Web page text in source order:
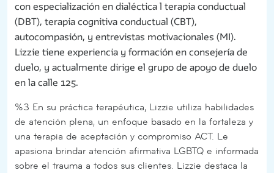
con especialización en dialéctica l terapia conductual
(DBT), terapia cognitiva conductual (CBT),
autocompasión, y entrevistas motivacionales (MI).
Lizzie tiene experiencia y formación en consejería de
duelo, y actualmente dirige el grupo de apoyo de duelo
en la calle 125.
%3 En su práctica terapéutica, Lizzie utiliza habilidades
de atención plena, un enfoque basado en la fortaleza y
una terapia de aceptación y compromiso ACT. Le
apasiona brindar atención afirmativa LGBTQ e informada
sobre el trauma a todos sus clientes. Lizzie destaca la